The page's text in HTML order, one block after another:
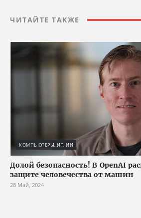
ЧИТАЙТЕ ТАКЖЕ
КОМПЬЮТЕРЫ, ИТ, ИИ
Долой безопасность! В OpenAI
защите человечества от машин
28 Май, 2024